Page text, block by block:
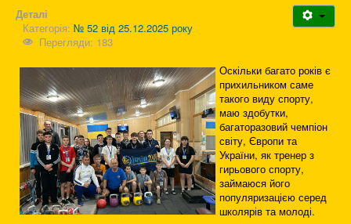
Деталі
Категорія: № 52 від 25.12.2025 року
Перегляди: 183
Оскільки багато років є
прихильником саме
такого виду спорту,
маю здобутки,
багаторазовий чемпіон
світу, Європи та
України, як тренер з
гирьового спорту,
займаюся його
популяризацією серед
школярів та молоді.